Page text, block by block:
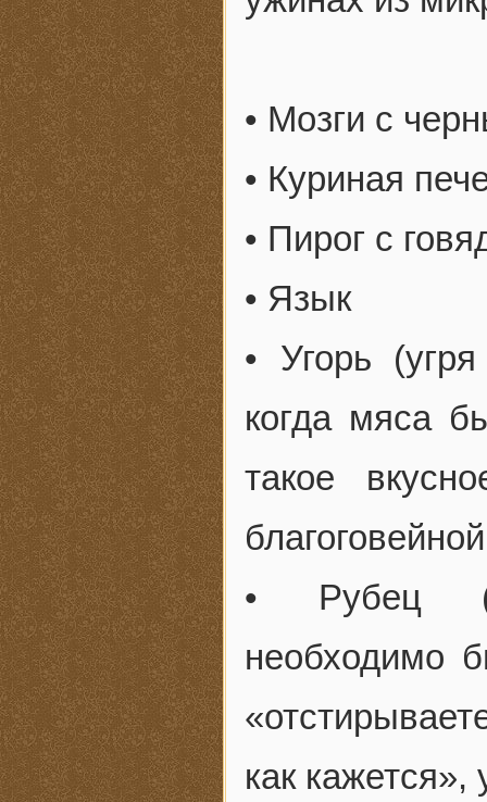
• Мозги с
• Куриная
• Пирог с
• Язык
• Угорь
когда мяса
такое
• Рубец
необходимо
как